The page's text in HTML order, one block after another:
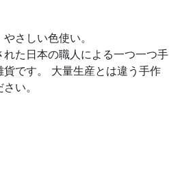
さしい色使い。
た日本の職人による一つ一つ手
です。 大量生産とは違う手作
い。